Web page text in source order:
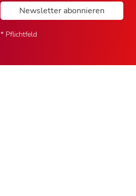
Newsletter abonnieren
* Pflichtfeld